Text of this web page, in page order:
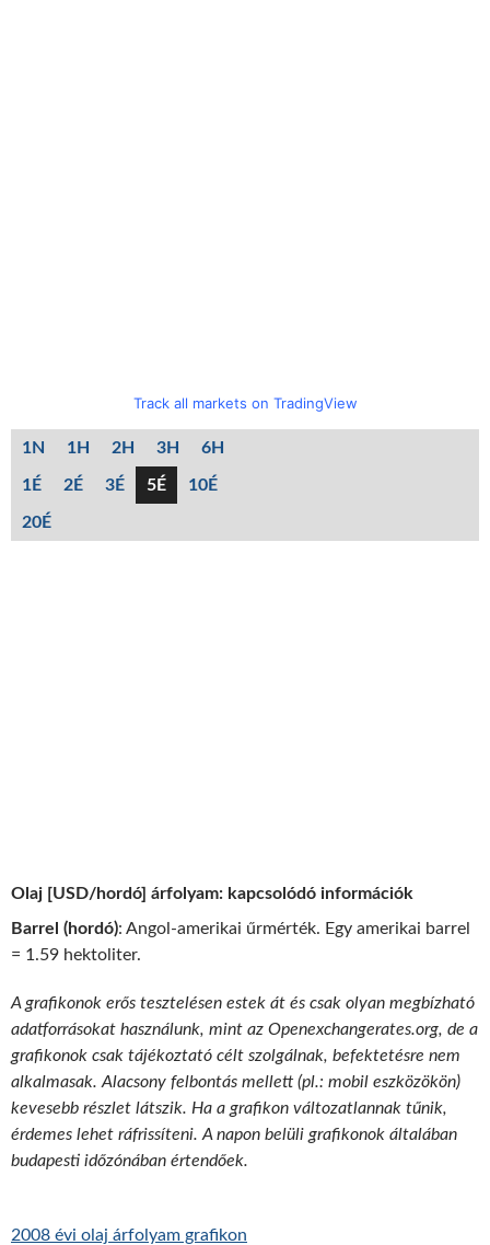
Track all markets on TradingView
1N 1H 2H 3H 6H
1É 2É 3É 5É 10É
20É
Olaj [USD/hordó] árfolyam: kapcsolódó információk
Barrel (hordó): Angol-amerikai űrmérték. Egy amerikai barrel
= 1.59 hektoliter.
A grafikonok erős tesztelésen estek át és csak olyan megbízható
adatforrásokat használunk, mint az Openexchangerates.org, de a
grafikonok csak tájékoztató célt szolgálnak, befektetésre nem
alkalmasak. Alacsony felbontás mellett (pl.: mobil eszközökön)
kevesebb részlet látszik. Ha a grafikon változatlannak tűnik,
érdemes lehet ráfrissíteni. A napon belüli grafikonok általában
budapesti időzónában értendőek.
2008 évi olaj árfolyam grafikon